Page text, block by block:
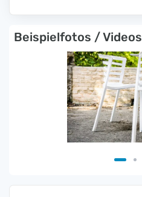
Beispielfotos / Videos